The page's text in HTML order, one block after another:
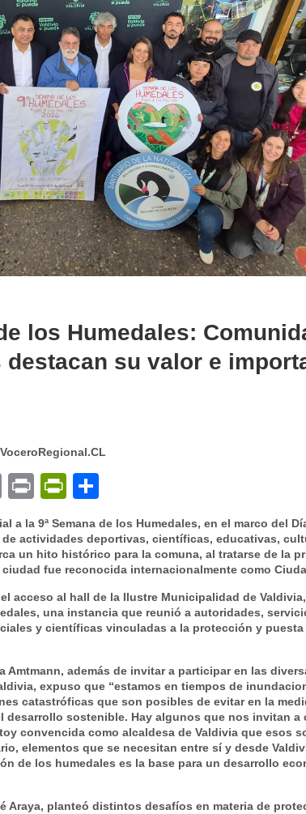
los Humedales:
su valor e
E
m
ai
l
P
ri
nt
P
nt
Fr
ie
n
dl
y
o
m
p
ar
tir
a la 9ª Semana de los Humedales, en el marco del
actividades deportivas, científicas, educativas,
un hito histórico para la comuna, al tratarse de la
fue reconocida internacionalmente como
acceso al hall de la Ilustre Municipalidad de
una instancia que reunió a autoridades,
y científicas vinculadas a la protección y puesta
Amtmann, además de invitar a participar en las
expuso que “estamos en tiempos de
catastróficas que son posibles de evitar en la
desarrollo sostenible. Hay algunos que nos invitan a
convencida como alcaldesa de Valdivia que esos
elementos que se necesitan entre sí y desde
de los humedales es la base para un desarrollo
Araya, planteó distintos desafíos en materia de